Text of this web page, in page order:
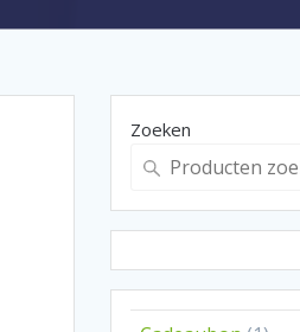
Zoeken